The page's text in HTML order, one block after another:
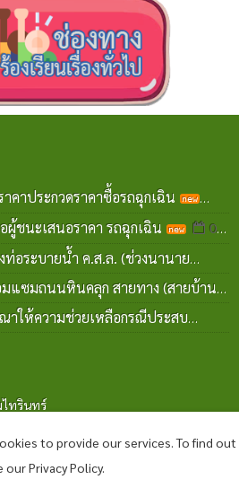
คาประกวดราคาซื้อรถฉุกเฉิน
ผู้ชนะเสนอราคา รถฉุกเฉิน
07
ท่อระบายน้ำ ค.ส.ล. (ช่วงนานาย
โคกงิ้ว หมู่ที่ 11
05 ส.ค. 2569
มแซมถนนหินคลุก สายทาง (สายบ้าน
) ช่วงบ้านโคกตาเงิน หมู่ที่ ๑๔
าให้ความช่วยเหลือกรณีประสบ
ทรินทร์
ายมาศ จังหวัดบุรีรัมย์ 31130
to provide our services. To find
Privacy Policy.